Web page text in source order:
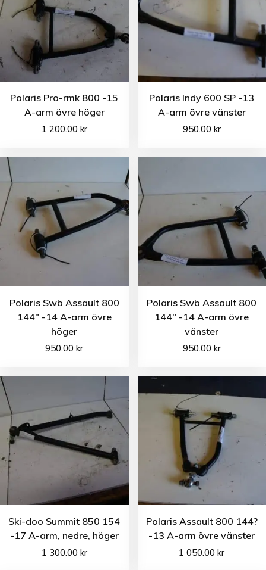
Polaris Pro-rmk 800 -15
A-arm övre höger
1 200.00 kr
Polaris Indy 600 SP -13
A-arm övre vänster
950.00 kr
Polaris Swb Assault 800
144″ -14 A-arm övre
höger
950.00kr
Polaris Swb Assault 800
144″ -14 A-arm övre
vänster
950.00 kr
Ski-doo Summit 850 154
-17 A-arm, nedre, höger
1 300.00 kr
Polaris Assault 800 144?
-13 A-arm övre vänster
1 050.00kr